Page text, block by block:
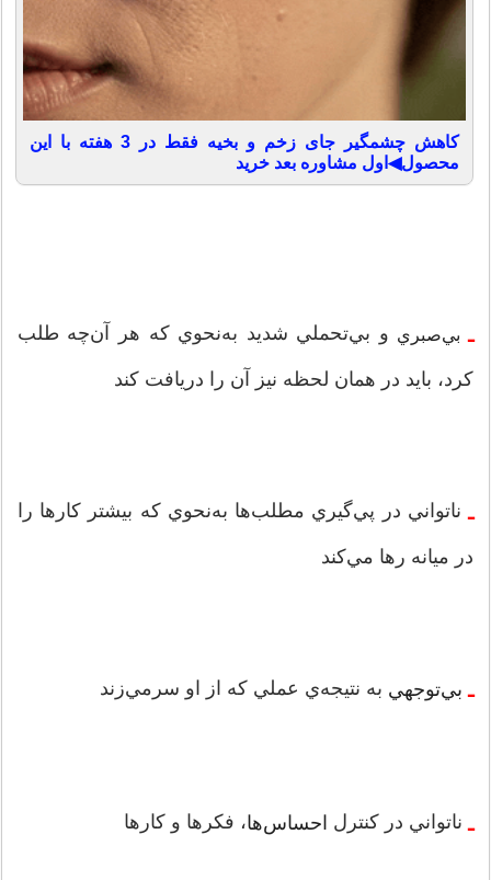
کاهش چشمگیر جای زخم و بخیه فقط در 3 هفته با این
محصول◀اول مشاوره بعد خرید
‌ـ بي‌صبري و بي‌تحملي شديد به‌نحوي كه هر آن‌چه طلب
كرد، بايد در همان لحظه نيز آن را دريافت كند
‌ـناتواني در پي‌گيري مطلب‌ها به‌نحوي كه بيشتر كارها را
در ميانه رها مي‌كند
‌ـ بي‌توجهي به نتيجه‌ي عملي كه از او سر‌مي‌زند
‌ـ ناتواني در كنترل احساس‌ها، فکرها و کارها